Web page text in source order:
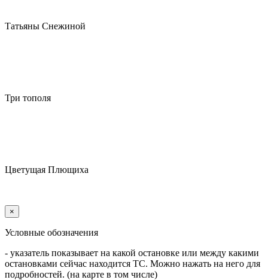
Татьяны Снежиной
Три тополя
Цветущая Плющиха
×
Условные обозначения
- указатель показывает на какой остановке или между какими
остановками сейчас находится ТС. Можно нажать на него для
подробностей. (на карте в том числе)